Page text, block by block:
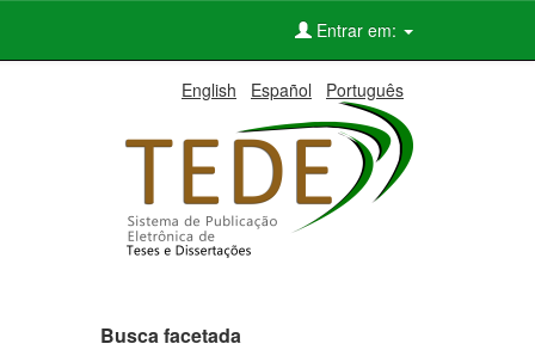
Entrar em:
English Español Português
Busca facetada